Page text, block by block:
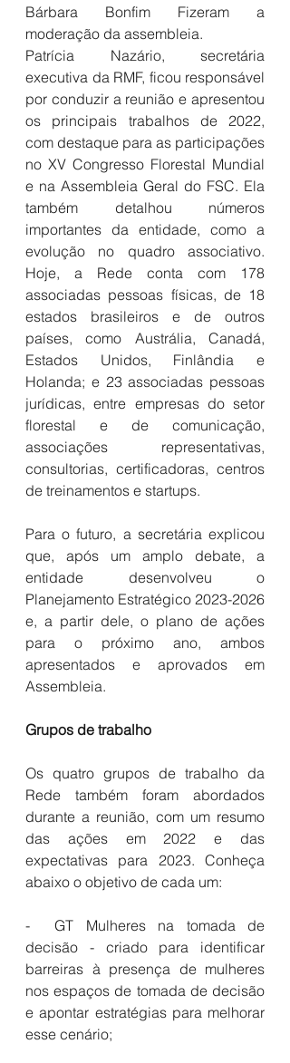
Bárbara Bonfim Fizeram a
moderação da assembleia.
Patrícia Nazário, secretária
executiva da RMF, ficou responsável
por conduzir a reunião e apresentou
os principais trabalhos de 2022,
com destaque para as participações
no XV Congresso Florestal Mundial
e na Assembleia Geral do FSC. Ela
também detalhou números
importantes da entidade, como a
evolução no quadro associativo.
Hoje, a Rede conta com 178
associadas pessoas físicas, de 18
estados brasileiros e de outros
países, como Austrália, Canadá,
Estados Unidos, Finlândia e
Holanda; e 23 associadas pessoas
jurídicas, entre empresas do setor
florestal e de comunicação,
associações representativas,
consultorias, certificadoras, centros
de treinamentos e startups.
Para o futuro, a secretária explicou
que,
após um amplo debate, a
entidade desenvolveu o
Planejamento Estratégico 2023-2026
e, a partir dele, o plano de ações
para o próximo ano, ambos
apresentados e aprovados em
Assembleia.
Grupos de trabalho
Os quatro grupos de trabalho da
Rede também foram abordados
durante a reunião, com um resumo
das ações em 2022 e das
expectativas para 2023. Conheça
abaixo o objetivo de cada um:
-  GT Mulheres na tomada de
decisão - criado para identificar
barreiras à presença de mulheres
nos espaços de tomada de decisão
e apontar estratégias para melhorar
esse cenário;